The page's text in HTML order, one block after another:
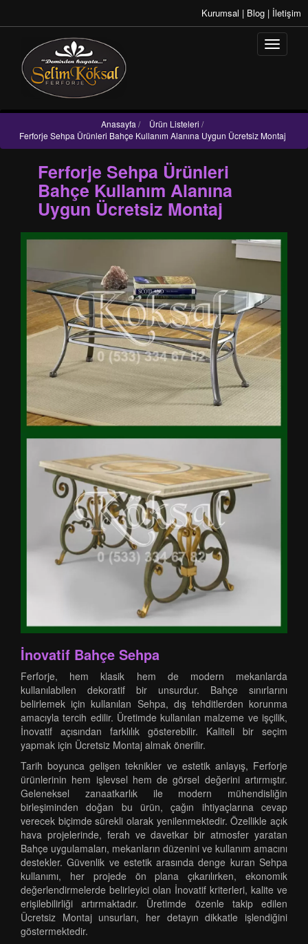
Kurumsal | Blog | İletişim
Anasayfa / Ürün Listeleri /
Ferforje Sehpa Ürünleri Bahçe Kullanım Alanına Uygun Ücretsiz Montaj
Ferforje Sehpa Ürünleri
Bahçe Kullanım Alanına
Uygun Ücretsiz Montaj
İnovatif Bahçe Sehpa
Ferforje, hem klasik hem de modern mekanlarda
kullanılabilen dekoratif bir unsurdur. Bahçe sınırlarını
belirlemek için kullanılan Sehpa, dış tehditlerden korunma
amacıyla tercih edilir. Üretimde kullanılan malzeme ve işçilik,
İnovatif açısından farklılık gösterebilir. Kaliteli bir seçim
yapmak için Ücretsiz Montaj almak önerilir.
Tarih boyunca gelişen teknikler ve estetik anlayış, Ferforje
ürünlerinin hem işlevsel hem de görsel değerini artırmıştır.
Geleneksel zanaatkarlık ile modern mühendisliğin
birleşiminden doğan bu ürün, çağın ihtiyaçlarına cevap
verecek biçimde sürekli olarak yenilenmektedir. Özellikle açık
hava projelerinde, ferah ve davetkar bir atmosfer yaratan
Bahçe uygulamaları, mekanların düzenini ve kullanım amacını
destekler. Güvenlik ve estetik arasında denge kuran Sehpa
kullanımı, her projede ön plana çıkarılırken, ekonomik
değerlendirmelerde belirleyici olan İnovatif kriterleri, kalite ve
erişilebilirliği artırmaktadır. Üretimde özenle takip edilen
Ücretsiz Montaj unsurları, her detayın dikkatle işlendiğini
göstermektedir.